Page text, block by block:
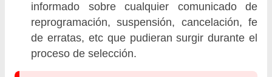
informado sobre cualquier comunicado de
reprogramación, suspensión, cancelación, fe
de erratas, etc que pudieran surgir durante el
proceso de selección.